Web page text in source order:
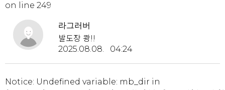
on line 249
라그러버
발도장 쾅!!
2025.08.08. 04:24
Notice: Undefined variable: mb_dir in